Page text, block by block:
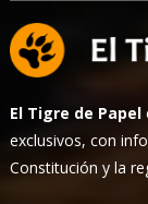
El Tigre de Papel
exclusivos, con
Constitución y la